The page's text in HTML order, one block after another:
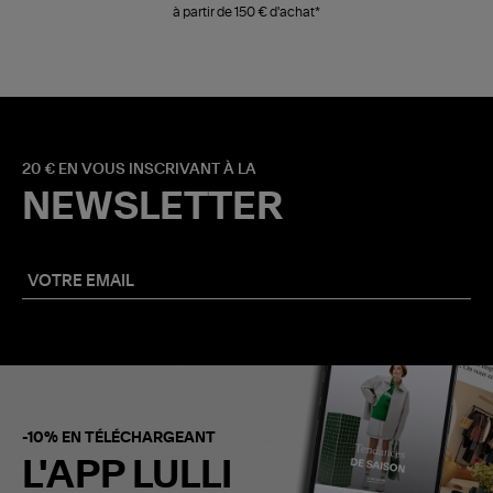
à partir de 150 € d'achat*
20 € EN VOUS INSCRIVANT À LA
NEWSLETTER
-10% EN TÉLÉCHARGEANT
L'APP LULLI